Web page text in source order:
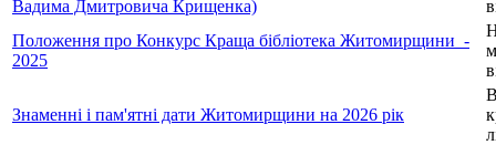
Вадима Дмитровича Крищенка)
Положення про Конкурс Краща бібліотека Житомирщини_-
2025
Знаменні і пам'ятні дати Житомирщини на 2026 рік